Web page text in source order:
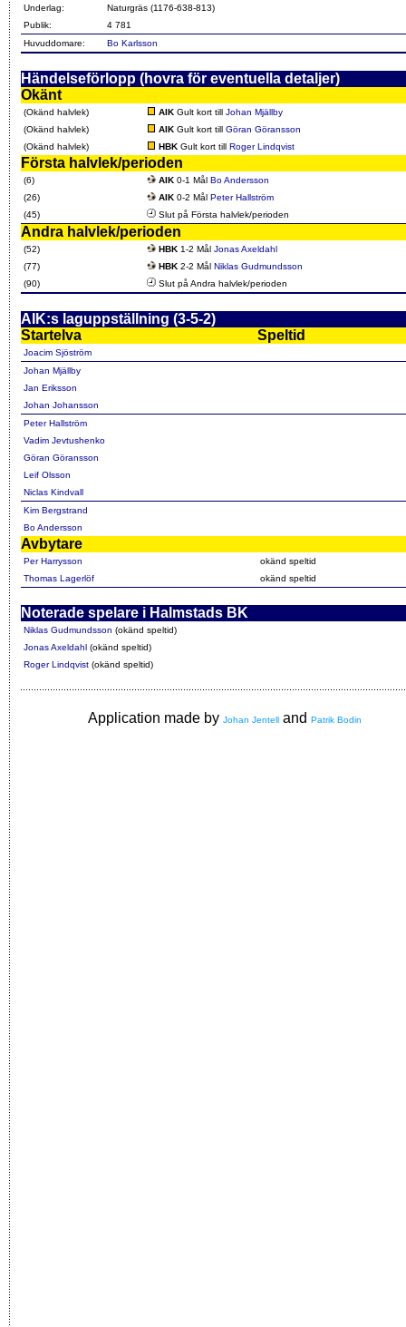
Underlag:
Naturgräs (1176-638-813)
Publik:
4 781
Huvuddomare:
Bo Karlsson
Händelseförlopp (hovra för eventuella detaljer)
Okänt
(Okänd halvlek) AIK Gult kort till Johan Mjällby
(Okänd halvlek)
AIK Gult kort till Göran Göransson
(Okänd halvlek)
HBK Gult kort till Roger Lindqvist
Första halvlek/perioden
(6) AIK 0-1 Mål Bo Andersson
(26)
AIK 0-2 Mål Peter Hallström
(45)
Slut på Första halvlek/perioden
Andra halvlek/perioden
(52) HBK 1-2 Mål Jonas Axeldahl
(77)
HBK 2-2 Mål Niklas Gudmundsson
(90)
Slut på Andra halvlek/perioden
AIK:s laguppställning (3-5-2)
Startelva
Speltid
Joacim Sjöström
Johan Mjällby
Jan Eriksson
Johan Johansson
Peter Hallström
Vadim Jevtushenko
Göran Göransson
Leif Olsson
Niclas Kindvall
Kim Bergstrand
Bo Andersson
Avbytare
Per Harrysson
okänd speltid
Thomas Lagerlöf
okänd speltid
Noterade spelare i Halmstads BK
Niklas Gudmundsson (okänd speltid)
Jonas Axeldahl (okänd speltid)
Roger Lindqvist (okänd speltid)
Application made by Johan Jentell and Patrik Bodin